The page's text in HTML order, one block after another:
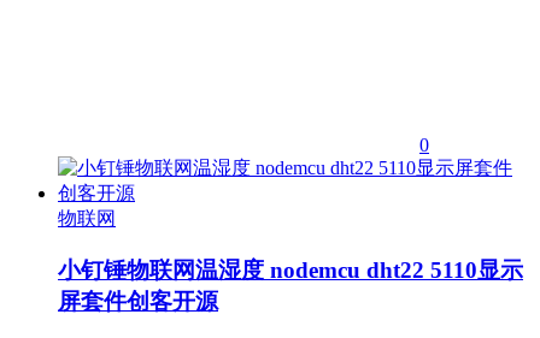
0
物联网
小钉锤物联网温湿度 nodemcu dht22 5110显示
屏套件创客开源